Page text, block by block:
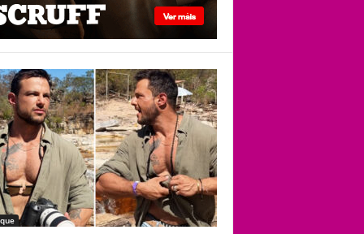
viado”
Christofoletti
compartilha
bastidores de ensaio,
mas acaba virando o
centro das atenções